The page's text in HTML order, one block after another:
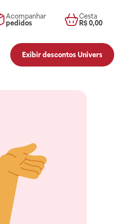
Acompanhar
pedidos
Cesta
R$ 0,00
Exibir descontos Univers